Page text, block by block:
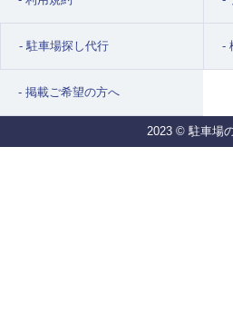
駐車場探し代行
掲載ご希望の方へ
2023 © 駐車場